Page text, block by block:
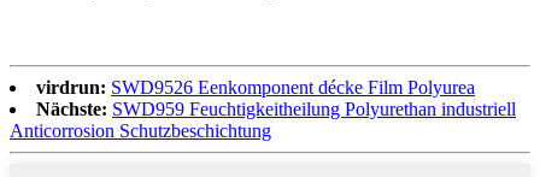
virdrun: SWD9526 Eenkomponent décke Film Polyurea
Nächste: SWD959 Feuchtigkeitheilung Polyurethan industriell
Anticorrosion Schutzbeschichtung